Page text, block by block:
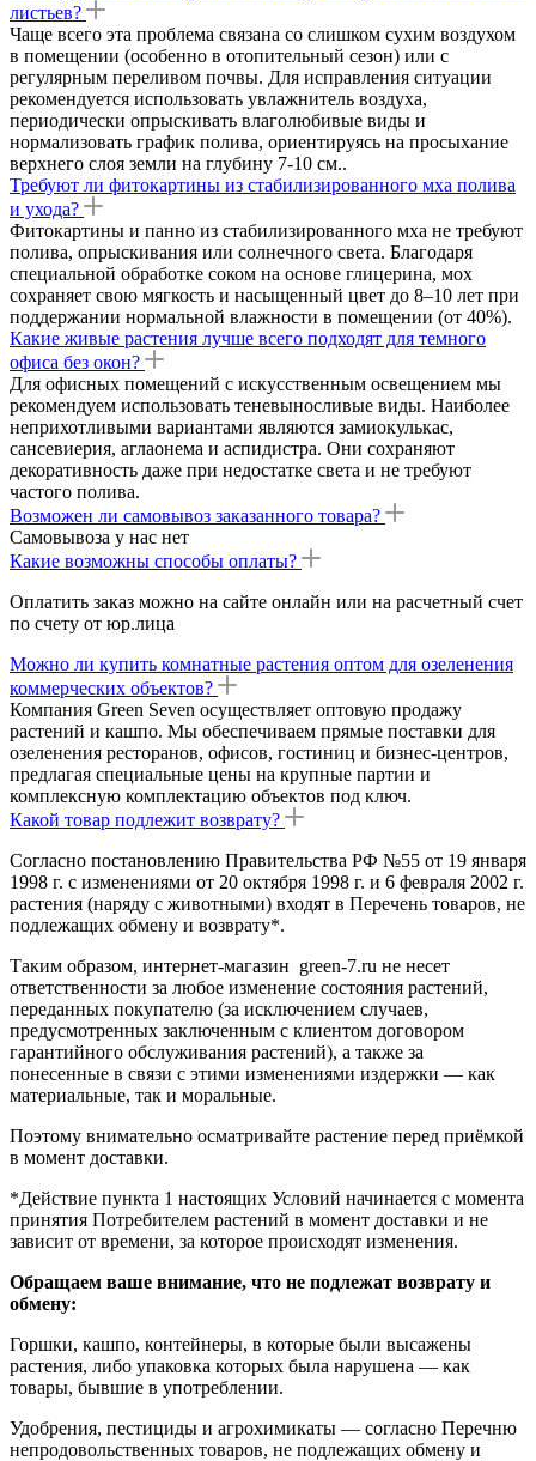
листьев?
Чаще всего эта проблема связана со слишком сухим воздухом
в помещении (особенно в отопительный сезон) или с
регулярным переливом почвы. Для исправления ситуации
рекомендуется использовать увлажнитель воздуха,
периодически опрыскивать влаголюбивые виды и
нормализовать график полива, ориентируясь на просыхание
верхнего слоя земли на глубину 7-10 см..
Требуют ли фитокартины из стабилизированного мха полива
и ухода?
Фитокартины и панно из стабилизированного мха не требуют
полива, опрыскивания или солнечного света. Благодаря
специальной обработке соком на основе глицерина, мох
сохраняет свою мягкость и насыщенный цвет до 8–10 лет при
поддержании нормальной влажности в помещении (от 40%).
Какие живые растения лучше всего подходят для темного
офиса без окон?
Для офисных помещений с искусственным освещением мы
рекомендуем использовать теневыносливые виды. Наиболее
неприхотливыми вариантами являются замиокулькас,
сансевиерия, аглаонема и аспидистра. Они сохраняют
декоративность даже при недостатке света и не требуют
частого полива.
Возможен ли самовывоз заказанного товара?
Самовывоза у нас нет
Какие возможны способы оплаты?
Оплатить заказ можно на сайте онлайн или на расчетный счет
по счету от юр.лица
Можно ли купить комнатные растения оптом для озеленения
коммерческих объектов?
Компания Green Seven осуществляет оптовую продажу
растений и кашпо. Мы обеспечиваем прямые поставки для
озеленения ресторанов, офисов, гостиниц и бизнес-центров,
предлагая специальные цены на крупные партии и
комплексную комплектацию объектов под ключ.
Какой товар подлежит возврату?
Согласно постановлению Правительства РФ №55 от 19 января
1998 г. с изменениями от 20 октября 1998 г. и 6 февраля 2002 г.
растения (наряду с животными) входят в Перечень товаров, не
подлежащих обмену и возврату*.
Таким образом, интернет-магазин green-7.ru не несет
ответственности за любое изменение состояния растений,
переданных покупателю (за исключением случаев,
предусмотренных заключенным с клиентом договором
гарантийного обслуживания растений), а также за
понесенные в связи с этими изменениями издержки — как
материальные, так и моральные.
Поэтому внимательно осматривайте растение перед приёмкой
в момент доставки.
*Действие пункта 1 настоящих Условий начинается с момента
принятия Потребителем растений в момент доставки и не
зависит от времени, за которое происходят изменения.
Обращаем ваше внимание, что не подлежат возврату и
обмену:
Горшки, кашпо, контейнеры, в которые были высажены
растения, либо упаковка которых была нарушена — как
товары, бывшие в употреблении.
Удобрения, пестициды и агрохимикаты — согласно Перечню
непродовольственных товаров, не подлежащих обмену и